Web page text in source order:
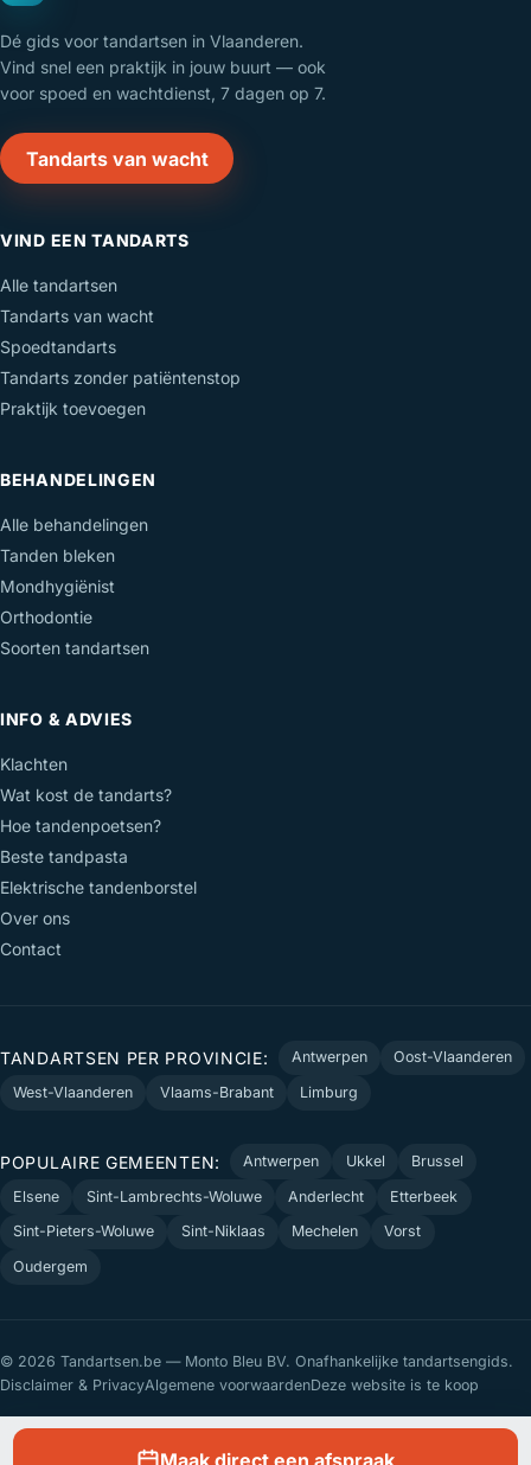
Dé gids voor tandartsen in Vlaanderen.
Vind snel een praktijk in jouw buurt — ook
voor spoed en wachtdienst, 7 dagen op 7.
Tandarts van wacht
VIND EEN TANDARTS
Alle tandartsen
Tandarts van wacht
Spoedtandarts
Tandarts zonder patiëntenstop
Praktijk toevoegen
BEHANDELINGEN
Alle behandelingen
Tanden bleken
Mondhygiënist
Orthodontie
Soorten tandartsen
INFO & ADVIES
Klachten
Wat kost de tandarts?
Hoe tandenpoetsen?
Beste tandpasta
Elektrische tandenborstel
Over ons
Contact
TANDARTSEN PER PROVINCIE: Antwerpen
Oost-Vlaanderen
West-Vlaanderen
Vlaams-Brabant Limburg
POPULAIRE GEMEENTEN: Antwerpen Ukkel
Brussel
Elsene
Sint-Lambrechts-Woluwe Anderlecht
Etterbeek
Sint-Pieters-Woluwe
Sint-Niklaas Mechelen
Vorst
Oudergem
© 2026 Tandartsen.be — Monto Bleu BV. Onafhankelijke tandartsengids.
Disclaimer & PrivacyAlgemene voorwaardenDeze website is te koop
Maak direct een afspraak